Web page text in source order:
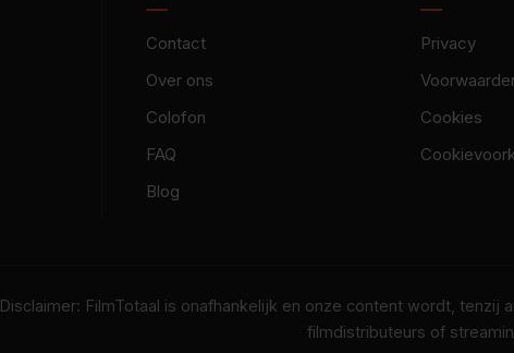
Contact
Over ons
Colofon
FAQ
Blog
Privacy
Cookies
Disclaimer: FilmTotaal is onafhankelijk en onze content wordt,
filmdistributeurs of